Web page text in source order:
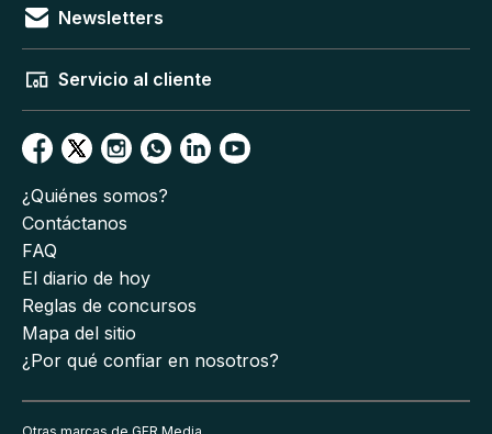
Newsletters
Servicio al cliente
¿Quiénes somos?
Contáctanos
FAQ
El diario de hoy
Reglas de concursos
Mapa del sitio
¿Por qué confiar en nosotros?